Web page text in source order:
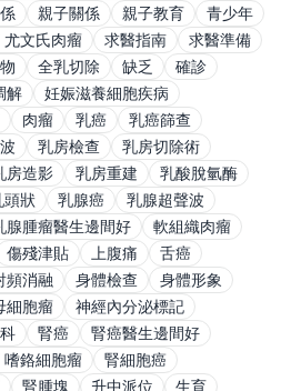
親子關係 親子教育
青少年
文氏肉瘤 求醫指南
求醫準備
全乳切除 缺乏
確診
解
妊娠滋養細胞疾病
肉瘤 乳癌
乳癌篩查
乳房檢查
乳房切除術
房造影 乳房重建
乳酸脫氫酶
頭狀 乳腺癌
乳腺超聲波
腺腫瘤醫生邊間好
軟組織肉瘤
傷殘津貼 上腹痛
舌癌
頻消融 身體檢查
身體形象
細胞瘤
神經內分泌標記
腎癌
腎癌醫生邊間好
鉻細胞瘤
腎細胞癌
腎腫塊 升中派位 生育